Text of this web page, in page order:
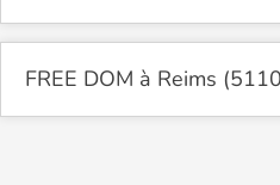
FREE DOM à Reims